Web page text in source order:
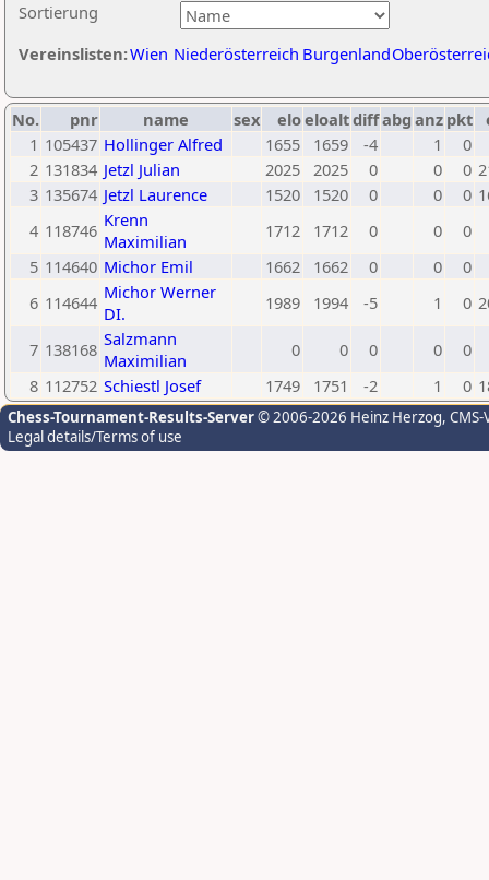
Sortierung
Vereinslisten:Wien Niederösterreich Burgenland
No. pnr name sex eloeloaltdiffabg anz pkt
1 105437 Hollinger Alfred 1655 1659 -4 1
0
2 131834 Jetzl Julian 2025 2025 0 0 0
3 135674 Jetzl Laurence 1520 1520 0 0 0
4 118746 Krenn
Maximilian
1712 1712 0 0
0
5 114640 Michor Emil 1662 1662 0 0
0
6 114644 Michor Werner
DI.
1989 1994 -5 1 0
7 138168 Salzmann
Maximilian
0 0 0 0
0
8 112752 Schiestl Josef 1749 1751 -2 1 0
Chess-Tournament-Results-Server© 2006-2026 Heinz Herzog,
Legal details/Terms of use